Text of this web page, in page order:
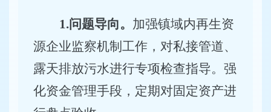
1.问题导向。 加强镇域内再生资
源企业监察机制工作，对私接管道、
露天排放污水进行专项检查指导。强
化资金管理手段，定期对固定资产进